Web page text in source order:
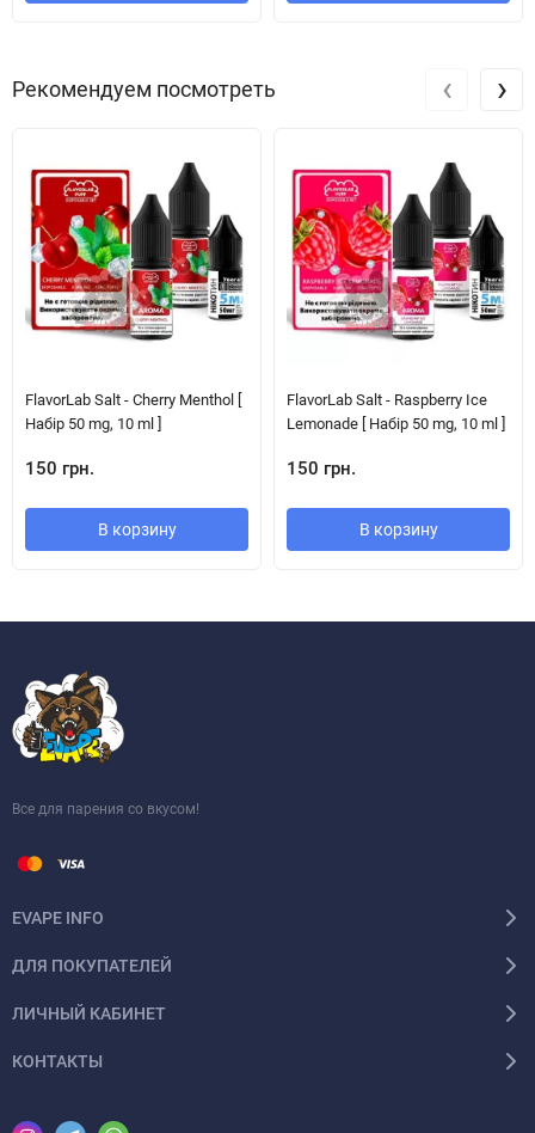
Рекомендуем посмотреть
FlavorLab Salt - Cherry Menthol [
Набір 50 mg, 10 ml ]
150 грн.
В корзину
FlavorLab Salt - Raspberry Ice
Lemonade [ Набір 50 mg, 10 ml ]
150 грн.
В корзину
‹ ›
Все для парения со вкусом!
EVAPE INFO
ДЛЯ ПОКУПАТЕЛЕЙ
ЛИЧНЫЙ КАБИНЕТ
КОНТАКТЫ